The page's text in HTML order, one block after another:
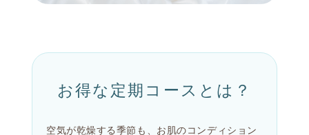
お得な定期コースとは？
空気が乾燥する季節も、お肌のコンディション